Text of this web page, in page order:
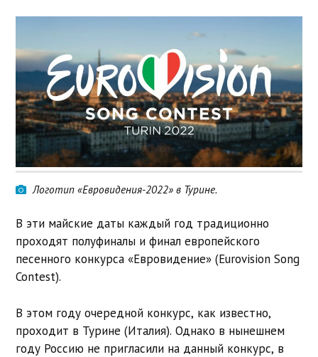
Логотип «Евровидения-2022» в Турине.
В эти майские даты каждый год традиционно
проходят полуфиналы и финал европейского
песенного конкурса «Евровидение» (Eurovision Song
Contest).
В этом году очередной конкурс, как известно,
проходит в Турине (Италия). Однако в нынешнем
году Россию не пригласили на данный конкурс, в